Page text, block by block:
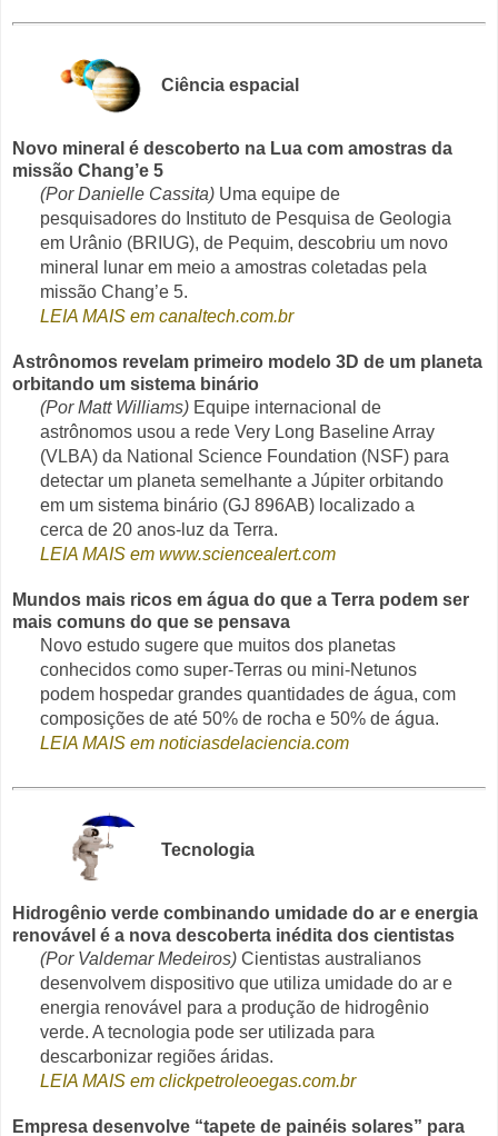
Ciência espacial
Novo mineral é descoberto na Lua com amostras da
missão Chang’e 5
(Por Danielle Cassita)Uma equipe de
pesquisadores do Instituto de Pesquisa de Geologia
em Urânio (BRIUG), de Pequim, descobriu um novo
mineral lunar em meio a amostras coletadas pela
missão Chang’e 5.
LEIA MAIS em canaltech.com.br
Astrônomos revelam primeiro modelo 3D de um planeta
orbitando um sistema binário
(Por Matt Williams)Equipe internacional de
astrônomos usou a rede Very Long Baseline Array
(VLBA) da National Science Foundation (NSF) para
detectar um planeta semelhante a Júpiter orbitando
em um sistema binário (GJ 896AB) localizado a
cerca de 20 anos-luz da Terra.
LEIA MAIS em www.sciencealert.com
Mundos mais ricos em água do que a Terra podem ser
mais comuns do que se pensava
Novo estudo sugere que muitos dos planetas
conhecidos como super-Terras ou mini-Netunos
podem hospedar grandes quantidades de água, com
composições de até 50% de rocha e 50% de água.
LEIA MAIS em noticiasdelaciencia.com
Tecnologia
Hidrogênio verde combinando umidade do ar e energia
renovável é a nova descoberta inédita dos cientistas
(Por Valdemar Medeiros)Cientistas australianos
desenvolvem dispositivo que utiliza umidade do ar e
energia renovável para a produção de hidrogênio
verde. A tecnologia pode ser utilizada para
descarbonizar regiões áridas.
LEIA MAIS em clickpetroleoegas.com.br
Empresa desenvolve “tapete de painéis solares” para